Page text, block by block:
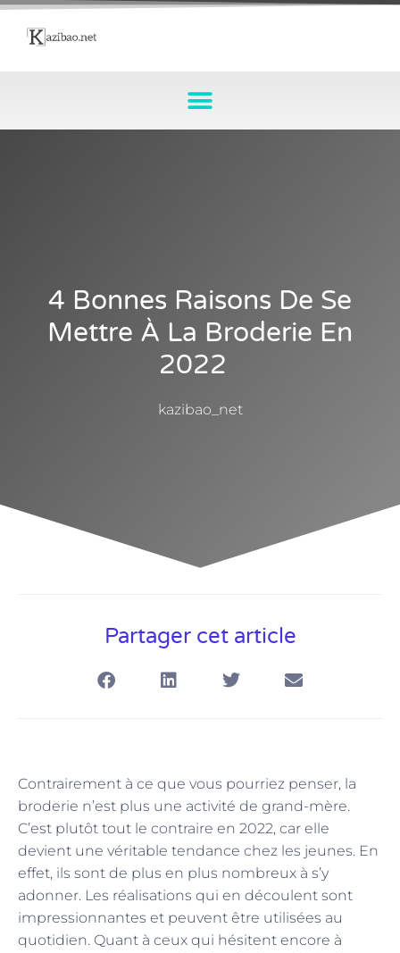
4 Bonnes Raisons De Se
Mettre À La Broderie En
2022
kazibao_net
Partager cet article
Contrairement à ce que vous pourriez penser, la
broderie n’est plus une activité de grand-mère.
C’est plutôt tout le contraire en 2022, car elle
devient une véritable tendance chez les jeunes. En
effet, ils sont de plus en plus nombreux à s’y
adonner. Les réalisations qui en découlent sont
impressionnantes et peuvent être utilisées au
quotidien. Quant à ceux qui hésitent encore à